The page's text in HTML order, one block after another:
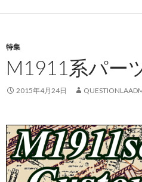
特集
M1911系パー
2015年4月24日